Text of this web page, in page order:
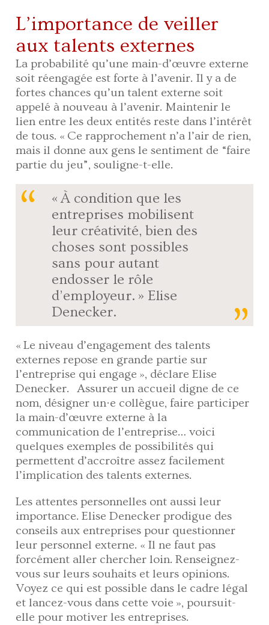
L’importance de veiller
aux talents externes
La probabilité qu’une main-d’œuvre externe
soit réengagée est forte à l’avenir. Il y a de
fortes chances qu’un talent externe soit
appelé à nouveau à l’avenir. Maintenir le
lien entre les deux entités reste dans l’intérêt
de tous. « Ce rapprochement n’a l’air de rien,
mais il donne aux gens le sentiment de “faire
partie du jeu”, souligne-t-elle.
« À condition que les
entreprises mobilisent
leur créativité, bien des
choses sont possibles
sans pour autant
endosser le rôle
d’employeur. » Elise
Denecker.
« Le niveau d’engagement des talents
externes repose en grande partie sur
l’entreprise qui engage », déclare Elise
Denecker. Assurer un accueil digne de ce
nom, désigner un·e collègue, faire participer
la main-d’œuvre externe à la
communication de l’entreprise… voici
quelques exemples de possibilités qui
permettent d’accroître assez facilement
l’implication des talents externes.
Les attentes personnelles ont aussi leur
importance. Elise Denecker prodigue des
conseils aux entreprises pour questionner
leur personnel externe. « Il ne faut pas
forcément aller chercher loin. Renseignez-
vous sur leurs souhaits et leurs opinions.
Voyez ce qui est possible dans le cadre légal
et lancez-vous dans cette voie », poursuit-
elle pour motiver les entreprises.